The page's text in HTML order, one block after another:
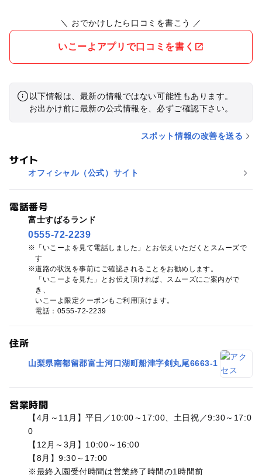
＼ おでかけしたら口コミを書こう ／
いこーよアプリで口コミを書く
以下情報は、最新の情報ではない可能性もあります。
お出かけ前に最新の公式情報を、必ずご確認下さい。
スポット情報の改善を送る
サイト
オフィシャル（公式）サイト
電話番号
富士すばるランド
0555-72-2239
「いこーよを見て電話しました」とお伝えいただくとスムーズで
す
道路の状況を事前にご確認されることをお勧めします。
「いこーよを見た」とお伝え頂ければ、スムーズにご案内がで
き、
いこーよ限定クーポンもご利用頂けます。
電話：0555-72-2239
住所
山梨県南都留郡富士河口湖町船津字剣丸尾6663-1
営業時間
【4月～11月】平日／10:00～17:00、土日祝／9:30～17:0
0
【12月～3月】10:00～16:00
【8月】9:30～17:00
※最終入園受付時間は営業終了時間の1時間前